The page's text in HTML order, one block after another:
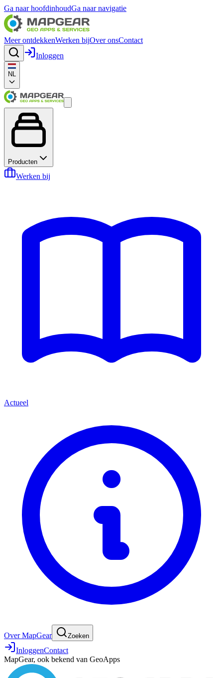
Ga naar hoofdinhoudGa naar navigatie
Meer ontdekkenWerken bijOver onsContact
Inloggen
NL
Producten
Werken bij
Actueel
Over MapGear Zoeken
InloggenContact
MapGear, ook bekend van GeoApps